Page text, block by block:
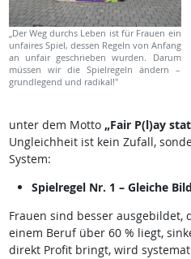
„Der Weg durchs Leben ist für Frauen ein
unfaires Spiel, dessen Regeln von Anfang
an unfair geschrieben wurden. Darum
müssen wir die Spielregeln ändern –
grundlegend und radikal!"
unter dem Motto „Fair P(l)ay
Ungleichheit ist kein Zufall,
System:
Spielregel Nr. 1 – Gleiche
Frauen sind besser ausgebildet,
einem Beruf über 60 % liegt,
direkt Profit bringt, wird